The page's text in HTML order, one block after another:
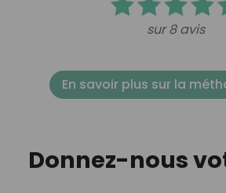
sur 8 avis
En savoir plus sur la
Donnez-nous